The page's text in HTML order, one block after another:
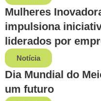
Mulheres
impulsiona
liderados por
Notícia
Dia Mundial do
um futuro